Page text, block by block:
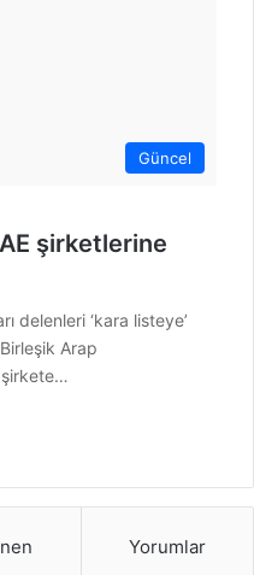
Güncel
şirketlerine
delenleri ‘kara listeye’
Arap
şirkete…
Yorumlar